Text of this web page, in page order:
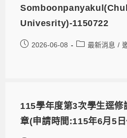
Univesrity)-1150722
2026-06-08 最新消息 /
115學年度第3次學生逕修
章(申請時間:115年6月5